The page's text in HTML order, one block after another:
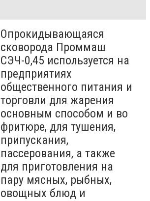
Опрокидывающаяся
сковорода Проммаш
СЭЧ-0,45 используется на
предприятиях
общественного питания и
торговли для жарения
основным способом и во
фритюре, для тушения,
припускания,
пассерования, а также
для приготовления на
пару мясных, рыбных,
овощных блюд и